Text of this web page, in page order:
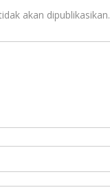
akan dipublikasikan.